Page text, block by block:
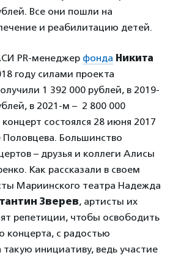
Все они пошли на
и реабилитацию детей.
PR-менеджер фонда Никита
году силами проекта
1 392 000 рублей, в 2019-
в 2021-м – 2 800 000
состоялся 28 июня 2017
Половцева. Большинство
– друзья и коллеги Алисы
Как рассказали в своем
Мариинского театра Надежда
Зверев, артисты их
репетиции, чтобы освободить
концерта, с радостью
инициативу, ведь участие